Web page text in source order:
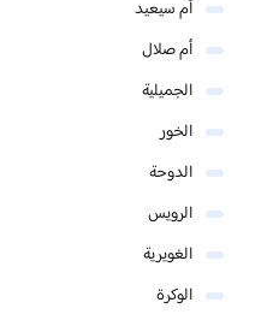
أم سيعيد
أم صلال
الجميلية
الخور
الدوحة
الرويس
الغويرية
الوكرة